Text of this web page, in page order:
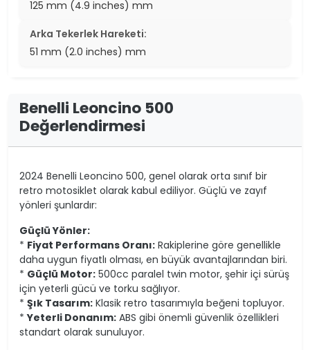
125 mm (4.9 inches) mm
Arka Tekerlek Hareketi:
51 mm (2.0 inches) mm
Benelli Leoncino 500
Değerlendirmesi
2024 Benelli Leoncino 500, genel olarak orta sınıf bir
retro motosiklet olarak kabul ediliyor. Güçlü ve zayıf
yönleri şunlardır:
Güçlü Yönler:
* Fiyat Performans Oranı: Rakiplerine göre genellikle
daha uygun fiyatlı olması, en büyük avantajlarından biri.
* Güçlü Motor: 500cc paralel twin motor, şehir içi sürüş
için yeterli gücü ve torku sağlıyor.
* Şık Tasarım: Klasik retro tasarımıyla beğeni topluyor.
*Yeterli Donanım: ABS gibi önemli güvenlik özellikleri
standart olarak sunuluyor.